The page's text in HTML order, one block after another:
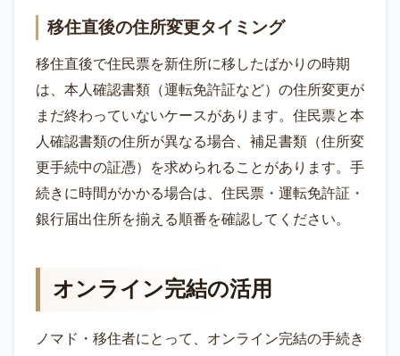
移住直後の住所変更タイミング
移住直後で住民票を新住所に移したばかりの時期
は、本人確認書類（運転免許証など）の住所変更が
まだ終わっていないケースがあります。住民票と本
人確認書類の住所が異なる場合、補足書類（住所変
更手続中の証憑）を求められることがあります。手
続きに時間がかかる場合は、住民票・運転免許証・
銀行届出住所を揃える順番を確認してください。
オンライン完結の活用
ノマド・移住者にとって、オンライン完結の手続き